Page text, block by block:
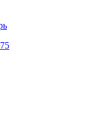
75